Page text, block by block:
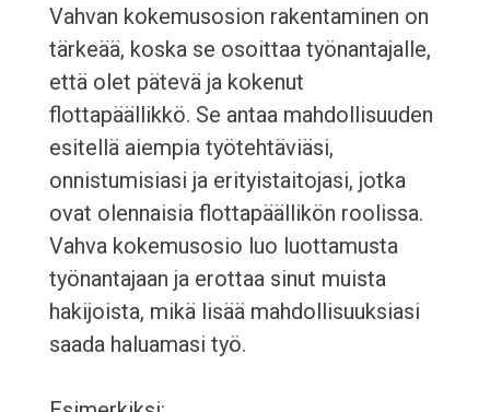
Vahvan kokemusosion rakentaminen on
tärkeää, koska se osoittaa työnantajalle,
että olet pätevä ja kokenut
flottapäällikkö. Se antaa mahdollisuuden
esitellä aiempia työtehtäviäsi,
onnistumisiasi ja erityistaitojasi, jotka
ovat olennaisia flottapäällikön roolissa.
Vahva kokemusosio luo luottamusta
työnantajaan ja erottaa sinut muista
hakijoista, mikä lisää mahdollisuuksiasi
saada haluamasi työ.